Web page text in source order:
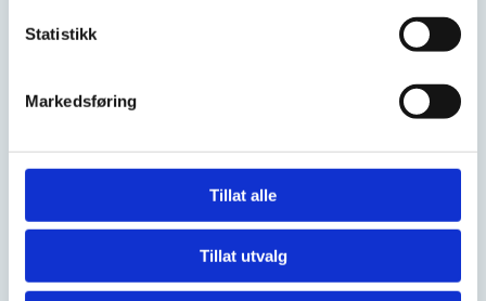
Statistikk
Markedsføring
Tillat alle
Tillat utvalg
Tilpasset nordnorske forhold
Våre løsninger er utviklet for å tåle de krevende
temperatursvingninger, snørydding og høy slitasje.
selv under tøffe forhold.